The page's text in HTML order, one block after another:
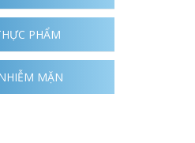
PHẨM
MẶN